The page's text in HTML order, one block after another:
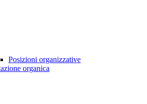
Posizioni organizzative
organica